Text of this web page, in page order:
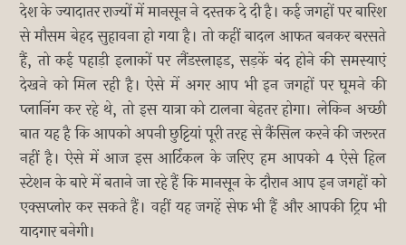
देश के ज्यादातर राज्यों में मानसून ने दस्तक दे दी है। कई जगहों पर बारिश
से मौसम बेहद सुहावना हो गया है। तो कहीं बादल आफत बनकर बरसते
हैं, तो कई पहाड़ी इलाकों पर लैंडस्लाइड, सड़कें बंद होने की समस्याएं
देखने को मिल रही है। ऐसे में अगर आप भी इन जगहों पर घूमने की
प्लानिंग कर रहे थे, तो इस यात्रा को टालना बेहतर होगा। लेकिन अच्छी
बात यह है कि आपको अपनी छुट्टियां पूरी तरह से कैंसिल करने की जरूरत
नहीं है। ऐसे में आज इस आर्टिकल के जरिए हम आपको 4 ऐसे हिल
स्टेशन के बारे में बताने जा रहे हैं कि मानसून के दौरान आप इन जगहों को
एक्सप्लोर कर सकते हैं। वहीं यह जगहें सेफ भी हैं और आपकी ट्रिप भी
यादगार बनेगी।